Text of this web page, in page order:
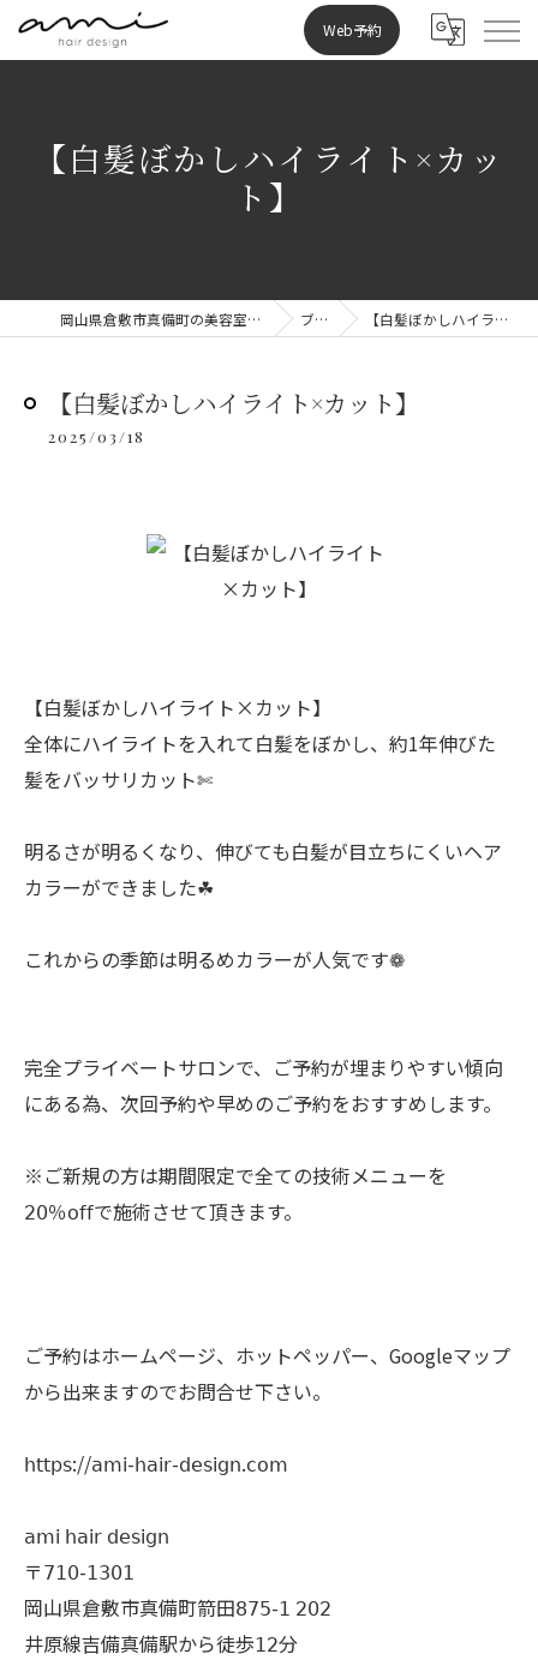
Web予約
【白髪ぼかしハイライト×カッ
ト】
岡山県倉敷市真備町の美容室ならami hair design ブログ 【白髪ぼかしハイライト×カット】
【白髪ぼかしハイライト×カット】
2025/03/18
【白髪ぼかしハイライト×カット】
全体にハイライトを入れて白髪をぼかし、約1年伸びた
髪をバッサリカット✄
明るさが明るくなり、伸びても白髪が目立ちにくいヘア
カラーができました☘︎
これからの季節は明るめカラーが人気です❁
完全プライベートサロンで、ご予約が埋まりやすい傾向
にある為、次回予約や早めのご予約をおすすめします。
※ご新規の方は期間限定で全ての技術メニューを
𝟤𝟢％𝗈𝖿𝖿で施術させて頂きます。
ご予約はホームページ、ホットペッパー、Googleマップ
から出来ますのでお問合せ下さい。
𝗁𝗍𝗍𝗉𝗌://𝖺𝗆𝗂-𝗁𝖺𝗂𝗋-𝖽𝖾𝗌𝗂𝗀𝗇.𝖼𝗈𝗆
𝖺𝗆𝗂 𝗁𝖺𝗂𝗋 𝖽𝖾𝗌𝗂𝗀𝗇
〒𝟩𝟣𝟢-𝟣𝟥𝟢𝟣
岡山県倉敷市真備町箭田𝟪𝟩𝟧-𝟣 𝟤𝟢𝟤
井原線吉備真備駅から徒歩𝟣𝟤分